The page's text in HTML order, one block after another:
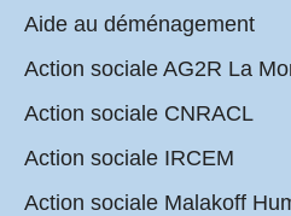
Aide au déménagement
Action sociale AG2R La
Action sociale CNRACL
Action sociale IRCEM
Action sociale Malakoff